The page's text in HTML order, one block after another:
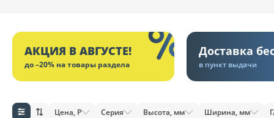
АКЦИЯ В АВГУСТЕ!
до –20% на товары раздела
Доставка
в пункт выдачи
Цена, Р Серия Высота, мм Ширина, мм